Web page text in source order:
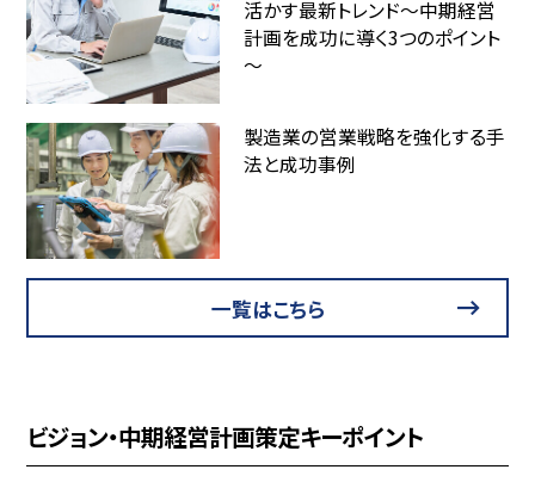
活かす最新トレンド～中期経営
計画を成功に導く3つのポイント
～
製造業の営業戦略を強化する手
法と成功事例
一覧はこちら
ビジョン・中期経営計画策定キーポイント